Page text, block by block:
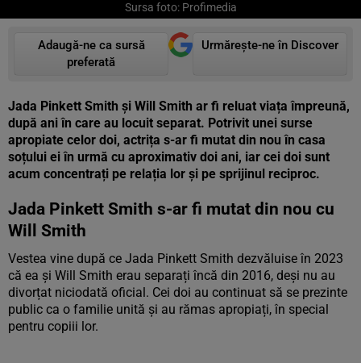
Sursa foto: Profimedia
Adaugă-ne ca sursă
preferată
Urmărește-ne în Discover
Jada Pinkett Smith și Will Smith ar fi reluat viața împreună,
după ani în care au locuit separat. Potrivit unei surse
apropiate celor doi, actrița s-ar fi mutat din nou în casa
soțului ei în urmă cu aproximativ doi ani, iar cei doi sunt
acum concentrați pe relația lor și pe sprijinul reciproc.
Jada Pinkett Smith s-ar fi mutat din nou cu
Will Smith
Vestea vine după ce Jada Pinkett Smith dezvăluise în 2023
că ea și Will Smith erau separați încă din 2016, deși nu au
divorțat niciodată oficial. Cei doi au continuat să se prezinte
public ca o familie unită și au rămas apropiați, în special
pentru copiii lor.